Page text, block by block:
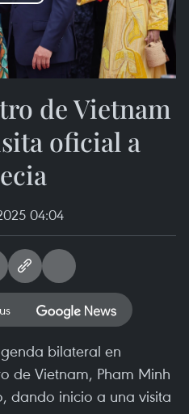
Video
de Vietnam
oficial a
04:04
bilateral en
de Vietnam, Pham Minh
dando inicio a una visita